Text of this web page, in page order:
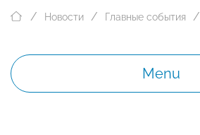
Новости Главные события
Menu